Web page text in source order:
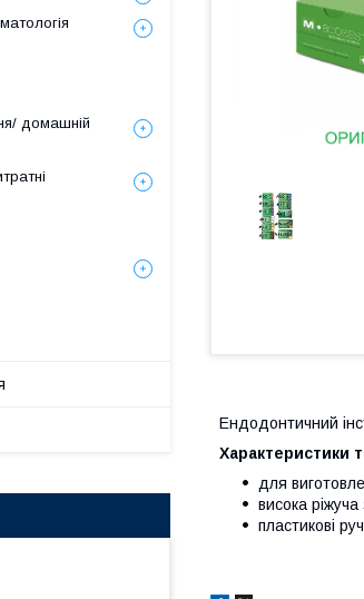
Ендодонтичний
Характеристики
для
висока ріжуча
пластикові
домашній